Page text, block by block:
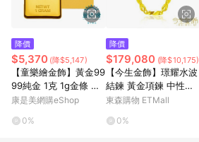
降價
$5,370 (降$5,147)
【童樂繪金飾】黃金99
99純金 1克 1g金條 幸
運星LuckyStar (一公
值)
康是美網購eShop
0%
降價
$179,080 (降$10,175)
【今生金飾】璟耀水波
結鍊 黃金項鍊 中性男
女鍊
東森購物 ETMall
0%